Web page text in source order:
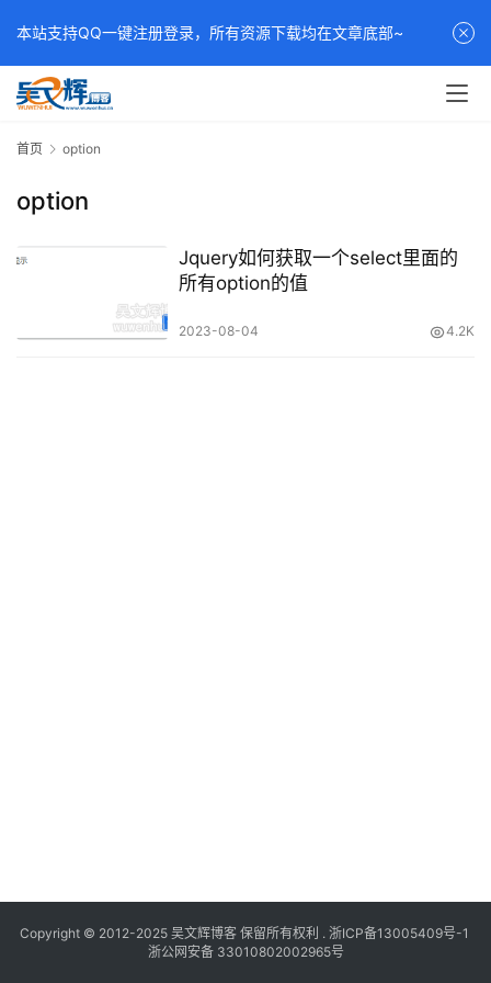
首页 option
option
Jquery如何获取一个select里面的
所有option的值
2023-08-04 4.2K
Copyright © 2012-2025 吴文辉博客保留所有权利 . 浙ICP备13005409号-1
浙公网安备 33010802002965号
本站支持QQ一键注册登录，所有资源下载均在文章底部~